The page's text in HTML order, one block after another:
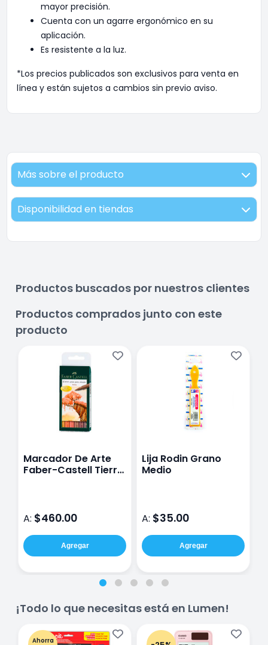
mayor precisión.
Cuenta con un agarre ergonómico en su
aplicación.
Es resistente a la luz.
*Los precios publicados son exclusivos para venta en
línea y están sujetos a cambios sin previo aviso.
Más sobre el producto
Disponibilidad en tiendas
Productos buscados por nuestros clientes
Productos comprados junto con este
producto
Marcador De Arte
Faber-Castell Tierra
A: $460.00
Agregar
Lija Rodin Grano
Medio
A: $35.00
Agregar
¡Todo lo que necesitas está en Lumen!
Ahorra